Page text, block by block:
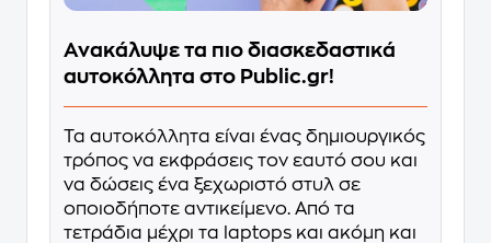
Ανακάλυψε τα πιο διασκεδαστικά
αυτοκόλλητα στο Public.gr!
Τα αυτοκόλλητα είναι ένας δημιουργικός
τρόπος να εκφράσεις τον εαυτό σου και
να δώσεις ένα ξεχωριστό στυλ σε
οποιοδήποτε αντικείμενο. Από τα
τετράδια μέχρι τα laptops και ακόμη και